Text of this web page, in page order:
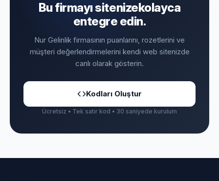
Bu firmayı sitenizekolayca
entegre edin.
Nur Gelinlik firmasının puanlarını, rozetlerini ve
müşteri değerlendirmelerini kendi web sitenizde
canlı olarak gösterin.
Kodları Oluştur
Ücretsiz • Tek satır kod • 30 saniyede kurulum